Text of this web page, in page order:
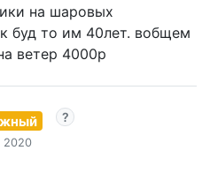
на шаровых
буд то им 40лет. вобщем
ветер 4000р
2020